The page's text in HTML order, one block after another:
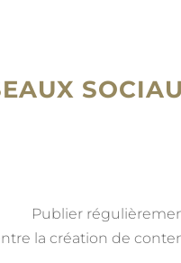
Publier
la création de